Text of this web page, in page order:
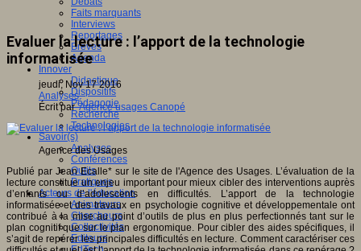
Faits marquants
Interviews
Reportages
Brèves
Agenda
Innover
Didactique
Dispositifs
Pédagogie
Recherche
Technologies
Savoir(s)
Analyses
Conférences
Outils
Pratiques
Acteurs de l'éducation
Animateurs
Chercheurs
Collectivités
Editeurs
Evaluer la lecture : l’apport de la technologie
informatisée
jeudi, Nov 17 2016
Analyses
Écrit parAgence usages Canopé
Agence des Usages
Publié par Jean Ecalle* sur le site de l'Agence des Usages. L’évaluation de la
lecture constitue un enjeu important pour mieux cibler des interventions auprès
d’enfants ou d’adolescents en difficultés. L’apport de la technologie
informatisée et des travaux en psychologie cognitive et développementale ont
contribué à la mise au point d’outils de plus en plus perfectionnés tant sur le
plan cognitif que sur le plan ergonomique. Pour cibler des aides spécifiques, il
s’agit de repérer les principales difficultés en lecture. Comment caractériser ces